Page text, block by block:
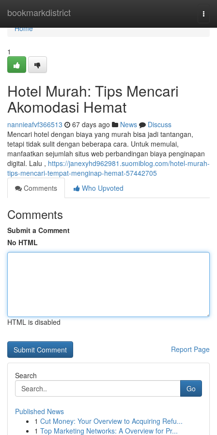
bookmarkdistrict
Home
Home
1
Hotel Murah: Tips Mencari
Akomodasi Hemat
nannieafvf366513 67 days ago News
Discuss
Mencari hotel dengan biaya yang murah bisa jadi tantangan,
tetapi tidak sulit dengan beberapa cara. Untuk memulai,
manfaatkan sejumlah situs web perbandingan biaya penginapan
digital. Lalu , https://janexyhd962981.suomiblog.com/hotel-murah-
tips-mencari-tempat-menginap-hemat-57442705
Comments
Who Upvoted
Comments
Submit a Comment
No HTML
HTML is disabled
Report Page
Search
Go
Published News
1 Cut Money: Your Overview to Acquiring Refu...
1 Top Marketing Networks: A Overview for Pr...